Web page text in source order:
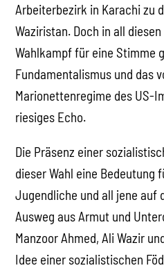
Arbeiterbezirk in Karachi zu
Waziristan. Doch in all
Wahlkampf für eine Stimme
Fundamentalismus und das
Marionettenregime des US-
riesiges Echo.
Die Präsenz einer
dieser Wahl eine Bedeutung
Jugendliche und all jene auf
Ausweg aus Armut und
Manzoor Ahmed, Ali Wazir
Idee einer sozialistischen